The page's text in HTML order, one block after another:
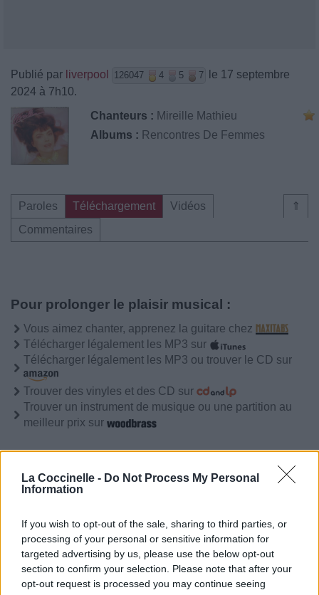
La Coccinelle - Do Not Process My Personal
Information
If you wish to opt-out of the sale, sharing to third parties, or
processing of your personal or sensitive information for
targeted advertising by us, please use the below opt-out
section to confirm your selection. Please note that after your
opt-out request is processed you may continue seeing
Publié par liverpool 126047 4 5 7
le 17 septembre
2024 à 7h10.
Chanteurs : Mireille Mathieu
Albums : Rencontres De Femmes
⇑
Paroles Téléchargement
Vidéos
Commentaires
Pour prolonger le plaisir musical :
Vous aimez chanter, apprenez la guitare chez
Télécharger légalement les MP3 sur
Télécharger légalement les MP3 ou trouver le CD sur
Trouver des vinyles et des CD sur
Trouver un instrument de musique ou une partition au
meilleur prix sur
⇑
Paroles Téléchargement
Vidéos
Commentaires
Voir la vidéo de «Ma Délivrance»